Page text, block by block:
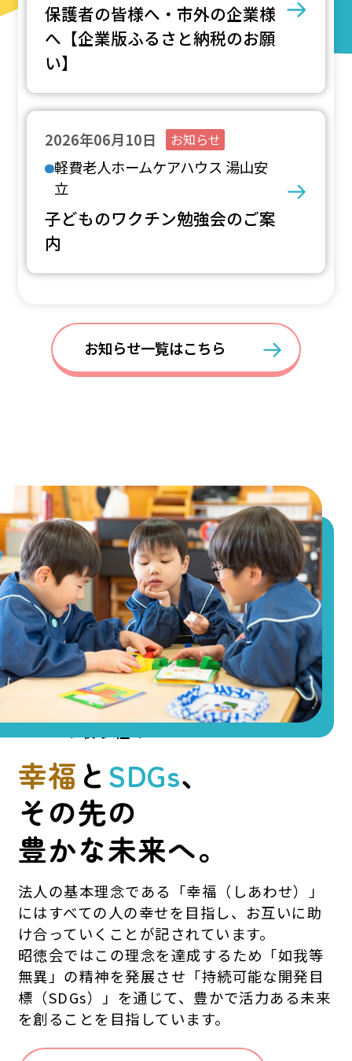
保護者の皆様へ・市外の企業様
へ【企業版ふるさと納税のお願
い】
2026年06月10日 お知らせ
軽費老人ホームケアハウス 湯山安
立
子どものワクチン勉強会のご案
内
お知らせ一覧はこちら
SDGsの取り組み INITIATIVES
幸福 とSDGs、
その先の
豊かな未来へ。
法人の基本理念である「幸福（しあわせ）」
にはすべての人の幸せを目指し、お互いに助
け合っていくことが記されています。
昭徳会ではこの理念を達成するため「如我等
無異」の精神を発展させ「持続可能な開発目
標（SDGs）」を通じて、豊かで活力ある未来
を創ることを目指しています。